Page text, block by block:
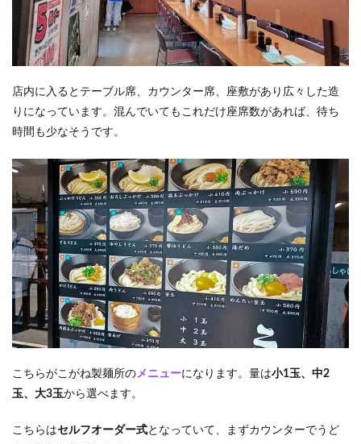
店内に入るとテーブル席、カウンター席、座敷があり広々した造
りになっています。混んでいてもこれだけ座席数があれば、待ち
時間も少なそうです。
こちらがこがね製麺所のメニューになります。量は小1玉、中2
玉、大3玉から選べます。
こちらはセルフオーダー式となっていて、まずカウンターでうど